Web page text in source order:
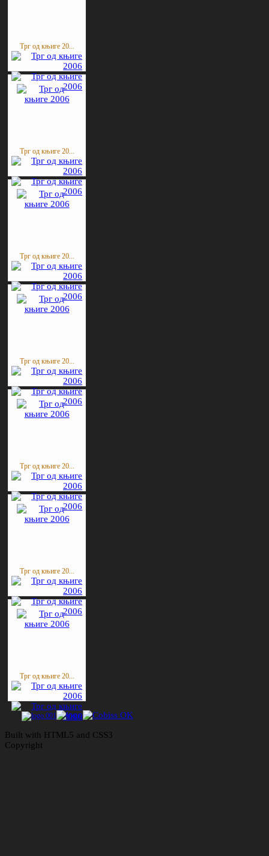
Трг од књиге 20...
Трг од књиге 20...
Трг од књиге 20...
Трг од књиге 20...
Трг од књиге 20...
Трг од књиге 20...
Трг од књиге 20...
Built with HTML5 and CSS3
Copyright